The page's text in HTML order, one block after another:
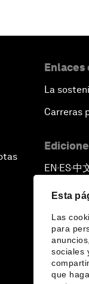
Esta
Las
para
sociales
que
La
Carreras
EN ▪ ES▪中